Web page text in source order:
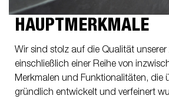
HAUPTMERKMALE
Wir sind stolz auf die Qualität unserer
einschließlich einer Reihe von
Merkmalen und Funktionalitäten, die
gründlich entwickelt und verfeinert